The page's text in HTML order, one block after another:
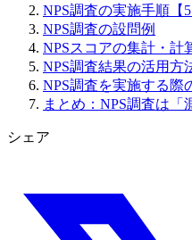
NPS調査の実施手順【5
NPS調査の設問例
NPSスコアの集計・計
NPS調査結果の活用方
NPS調査を実施する際
まとめ：NPS調査は「
シェア